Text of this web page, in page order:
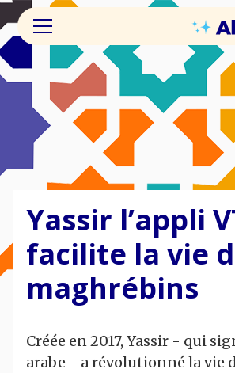
Yassir l’appli
facilite la vie
maghrébins
Créée en 2017, Yassir - qui
arabe - a révolutionné la vie